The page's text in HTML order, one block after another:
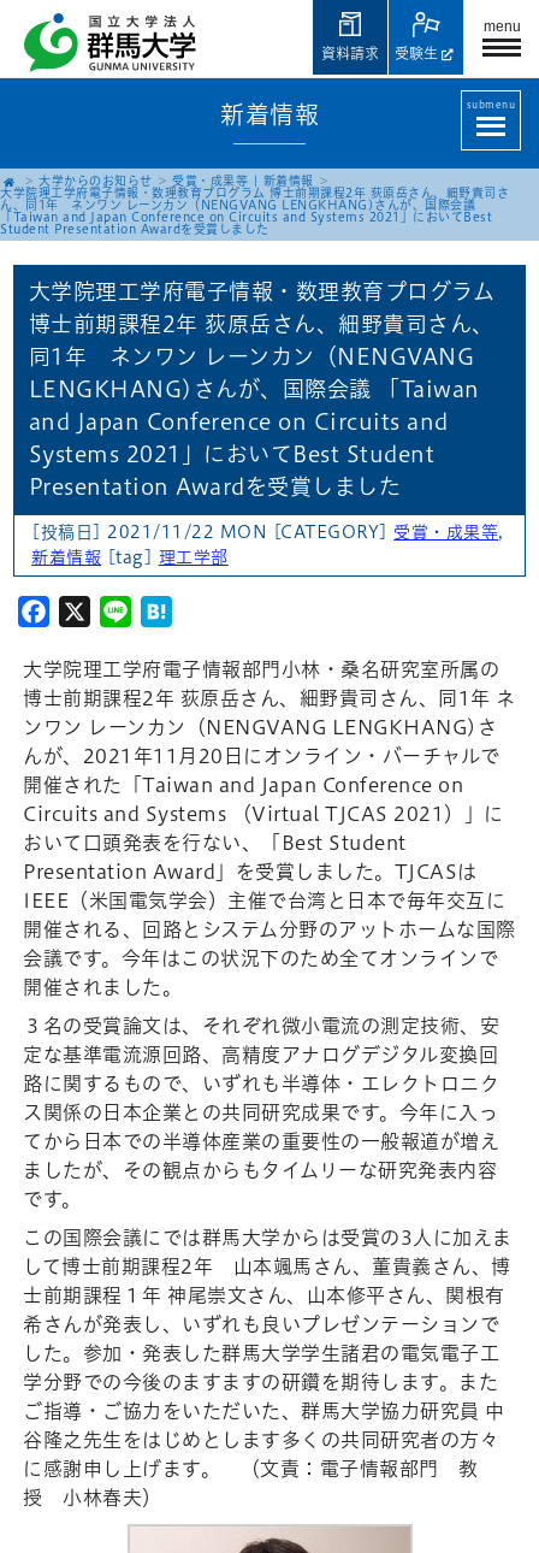
menu
受験生
資料請求
新着情報 submenu
大学からのお知らせ 受賞・成果等
新着情報
大学院理工学府電子情報・数理教育プログラム 博士前期課程2年 荻原岳さん、細野貴司さ
ん、同1年 ネンワン レーンカン（NENGVANG LENGKHANG)さんが、国際会議
「Taiwan and Japan Conference on Circuits and Systems 2021」においてBest
Student Presentation Awardを受賞しました
大学院理工学府電子情報・数理教育プログラム
博士前期課程2年 荻原岳さん、細野貴司さん、
同1年 ネンワン レーンカン（NENGVANG
LENGKHANG)さんが、国際会議 「Taiwan
and Japan Conference on Circuits and
Systems 2021」においてBest Student
Presentation Awardを受賞しました
[投稿日] 2021/11/22 MON [CATEGORY] 受賞・成果等,
新着情報 [tag] 理工学部
Facebook
X Line
大学院理工学府電子情報部門小林・桑名研究室所属の
博士前期課程2年 荻原岳さん、細野貴司さん、同1年 ネ
ンワン レーンカン（NENGVANG LENGKHANG)さ
んが、2021年11月20日にオンライン・バーチャルで
開催された「Taiwan and Japan Conference on
Circuits and Systems （Virtual TJCAS 2021）」に
おいて口頭発表を行ない、「Best Student
Presentation Award」を受賞しました。TJCASは
IEEE（米国電気学会）主催で台湾と日本で毎年交互に
開催される、回路とシステム分野のアットホームな国際
会議です。今年はこの状況下のため全てオンラインで
開催されました。
３名の受賞論文は、それぞれ微小電流の測定技術、安
定な基準電流源回路、高精度アナログデジタル変換回
路に関するもので、いずれも半導体・エレクトロニク
ス関係の日本企業との共同研究成果です。今年に入っ
てから日本での半導体産業の重要性の一般報道が増え
ましたが、その観点からもタイムリーな研究発表内容
です。
この国際会議にでは群馬大学からは受賞の3人に加えま
して博士前期課程2年 山本颯馬さん、董貴義さん、博
士前期課程１年 神尾崇文さん、山本修平さん、関根有
希さんが発表し、いずれも良いプレゼンテーションで
した。参加・発表した群馬大学学生諸君の電気電子工
学分野での今後のますますの研鑽を期待します。また
ご指導・ご協力をいただいた、群馬大学協力研究員 中
谷隆之先生をはじめとします多くの共同研究者の方々
に感謝申し上げます。 （文責：電子情報部門 教
授 小林春夫）